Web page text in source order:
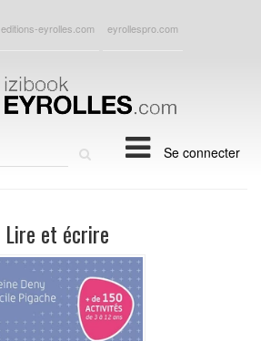
editions-eyrolles.com eyrollespro.com
Se connecter
Lire et écrire